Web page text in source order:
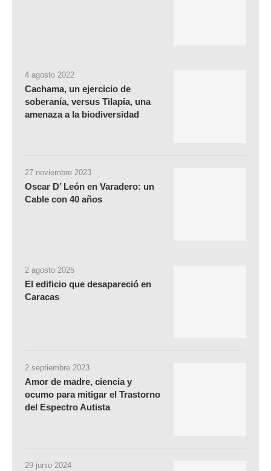
4 agosto 2022
Cachama, un ejercicio de
soberanía, versus Tilapia, una
amenaza a la biodiversidad
27 noviembre 2023
Oscar D’ León en Varadero: un
Cable con 40 años
2 agosto 2025
El edificio que desapareció en
Caracas
2 septiembre 2023
Amor de madre, ciencia y
ocumo para mitigar el Trastorno
del Espectro Autista
29 junio 2024